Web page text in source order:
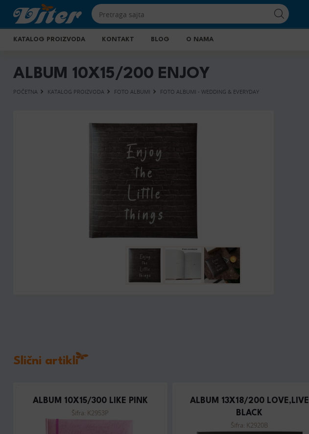
KATALOG PROIZVODA KONTAKT BLOG O NAMA
ALBUM 10X15/200 ENJOY
POČETNA KATALOG PROIZVODA FOTO ALBUMI FOTO ALBUMI - WEDDING & EVERYDAY
Slični artikli
ALBUM 10X15/300 LIKE PINK
Šifra: K2953P
ALBUM 13X18/200 LOVE,LIVE
BLACK
Šifra: K2920B